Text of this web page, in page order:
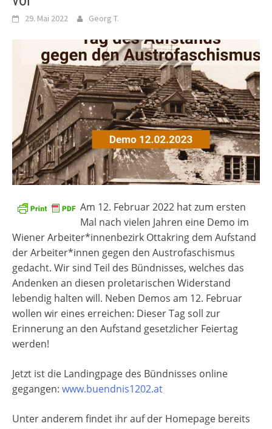
29. Mai 2022 Georg T.
Am 12. Februar 2022 hat zum ersten
Mal nach vielen Jahren eine Demo im
Wiener Arbeiter*innenbezirk Ottakring dem Aufstand
der Arbeiter*innen gegen den Austrofaschismus
gedacht. Wir sind Teil des Bündnisses, welches das
Andenken an diesen proletarischen Widerstand
lebendig halten will. Neben Demos am 12. Februar
wollen wir eines erreichen: Dieser Tag soll zur
Erinnerung an den Aufstand gesetzlicher Feiertag
werden!
Jetzt ist die Landingpage des Bündnisses online
gegangen: www.buendnis1202.at
Unter anderem findet ihr auf der Homepage bereits